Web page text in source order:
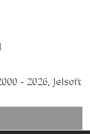
- 2026, Jelsoft